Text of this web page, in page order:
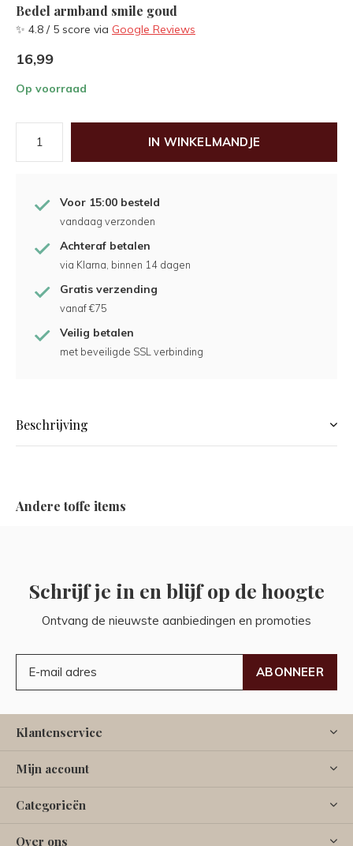
Bedel armband smile goud
✨ 4.8 / 5 score via Google Reviews
16,99
Op voorraad
IN WINKELMANDJE
Voor 15:00 besteld
vandaag verzonden
Achteraf betalen
via Klarna, binnen 14 dagen
Gratis verzending
vanaf €75
Veilig betalen
met beveiligde SSL verbinding
Beschrijving
Andere toffe items
Schrijf je in en blijf op de hoogte
Ontvang de nieuwste aanbiedingen en promoties
ABONNEER
Klantenservice
Mijn account
Categorieën
Over ons